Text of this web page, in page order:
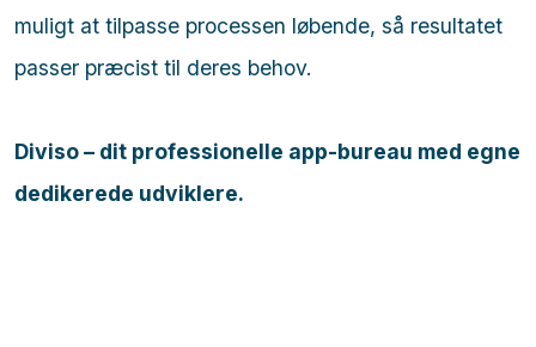
muligt at tilpasse processen løbende, så resultatet
passer præcist til deres behov.
Diviso – dit professionelle app-bureau med egne
dedikerede udviklere.